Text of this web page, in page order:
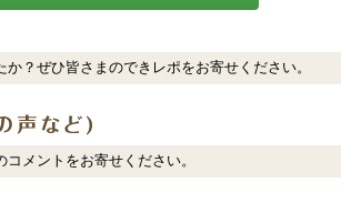
？ぜひ皆さまのできレポをお寄せください。
メントをお寄せください。